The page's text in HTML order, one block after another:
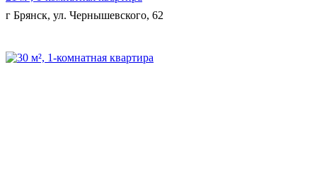
г Брянск, ул. Чернышевского, 62